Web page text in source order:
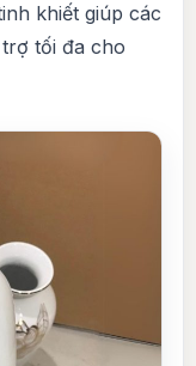
khiết giúp các
tối đa cho